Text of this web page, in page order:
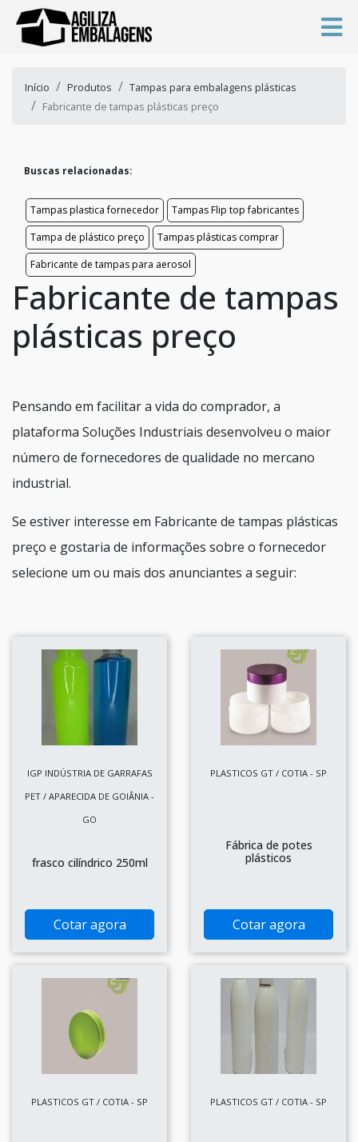
Início Produtos
Tampas para embalagens plásticas
Fabricante de tampas plásticas preço
Buscas relacionadas:
Tampas plastica fornecedor
Tampas Flip top fabricantes
Tampa de plástico preço
Tampas plásticas comprar
Fabricante de tampas para aerosol
Fabricante de tampas
plásticas preço
Pensando em facilitar a vida do comprador, a
plataforma Soluções Industriais desenvolveu o maior
número de fornecedores de qualidade no mercano
industrial.
Se estiver interesse em Fabricante de tampas plásticas
preço e gostaria de informações sobre o fornecedor
selecione um ou mais dos anunciantes a seguir:
IGP INDÚSTRIA DE GARRAFAS
PET / APARECIDA DE GOIÂNIA -
GO
frasco cilíndrico 250ml
Cotar agora
PLASTICOS GT / COTIA - SP
Fábrica de potes
plásticos
Cotar agora
PLASTICOS GT / COTIA - SP PLASTICOS GT / COTIA - SP